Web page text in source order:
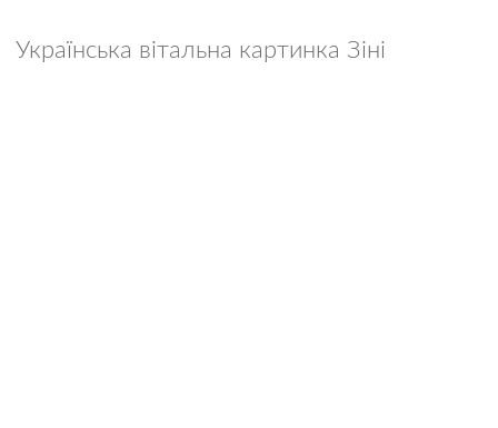
Українська вітальна картинка Зіні